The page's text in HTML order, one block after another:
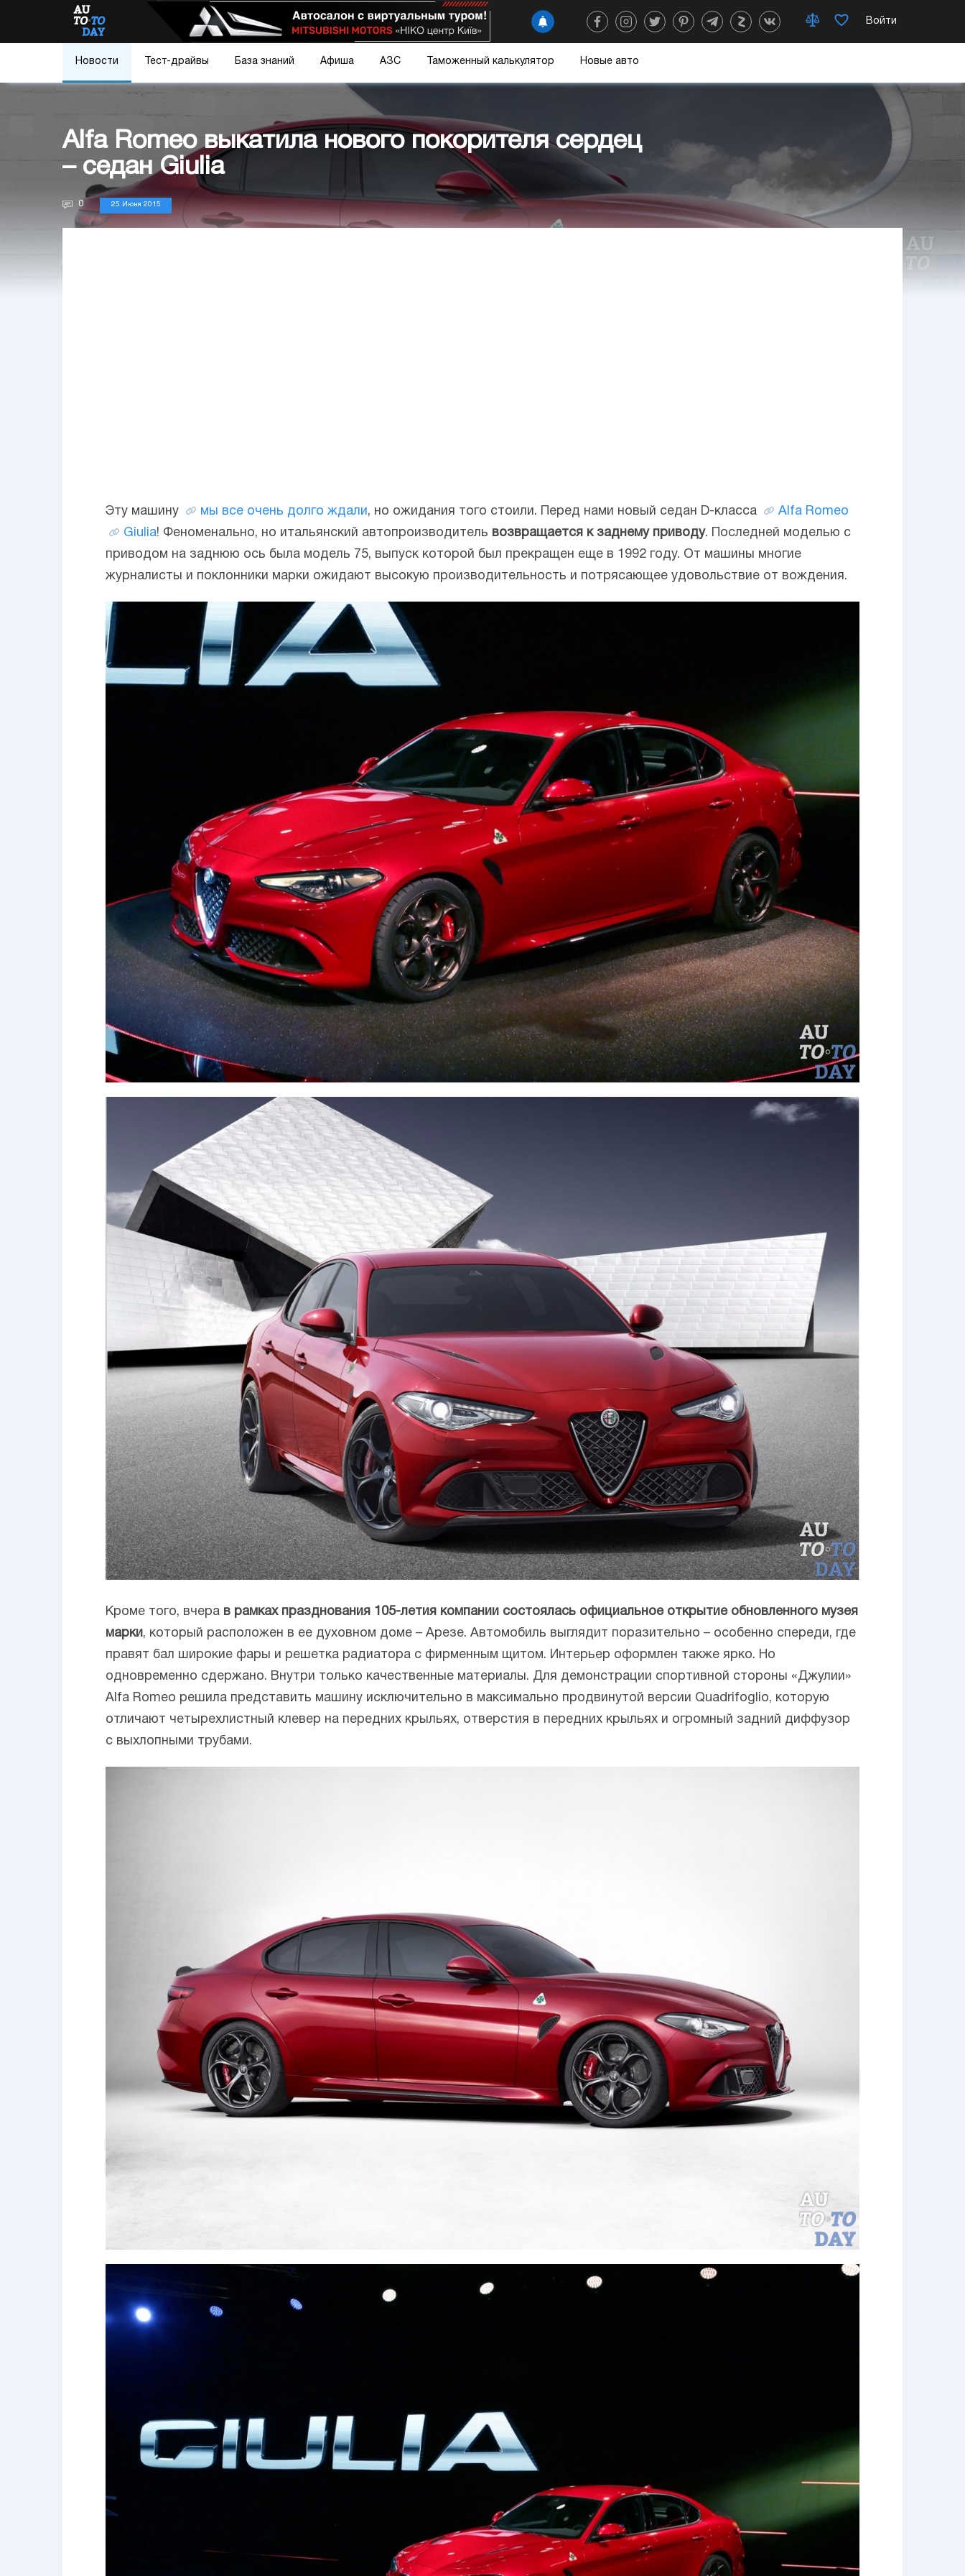
Войти
Новости Тест-драйвы База знаний Афиша АЗС Таможенный калькулятор Новые авто
Alfa Romeo выкатила нового покорителя сердец
– седан Giulia
0 25 Июня 2015
Эту машину мы все очень долго ждали, но ожидания того стоили. Перед нами новый седан D-класса
Alfa Romeo
Giulia! Феноменально, но итальянский автопроизводитель возвращается к заднему приводу. Последней моделью с
приводом на заднюю ось была модель 75, выпуск которой был прекращен еще в 1992 году. От машины многие
журналисты и поклонники марки ожидают высокую производительность и потрясающее удовольствие от вождения.
Кроме того, вчера в рамках празднования 105-летия компании состоялась официальное открытие обновленного музея
марки, который расположен в ее духовном доме – Арезе. Автомобиль выглядит поразительно – особенно спереди, где
правят бал широкие фары и решетка радиатора с фирменным щитом. Интерьер оформлен также ярко. Но
одновременно сдержано. Внутри только качественные материалы. Для демонстрации спортивной стороны «Джулии»
Alfa Romeo решила представить машину исключительно в максимально продвинутой версии Quadrifoglio, которую
отличают четырехлистный клевер на передних крыльях, отверстия в передних крыльях и огромный задний диффузор
с выхлопными трубами.